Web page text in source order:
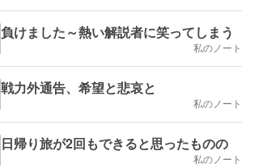
負けました～熱い解説者に笑ってしまう
私のノート
戦力外通告、希望と悲哀と
私のノート
日帰り旅が2回もできると思ったものの
私のノート